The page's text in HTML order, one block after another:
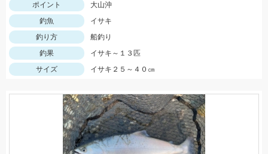
ポイント
大山沖
釣魚
イサキ
釣り方
船釣り
釣果
イサキ～１３匹
サイズ
イサキ２５～４０㎝